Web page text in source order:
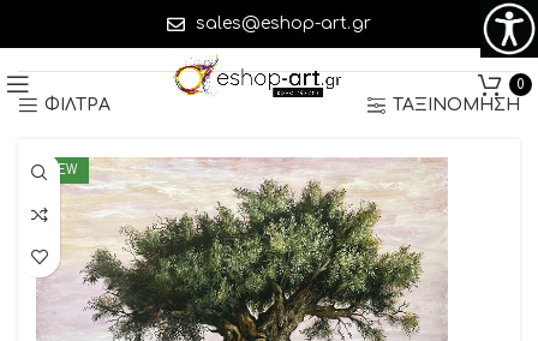
sales@eshop-art.gr
0
Βλέπετε 46–90 από 157 αποτελέσματα
ΦΙΛΤΡΑ ΤΑΞΙΝΟΜΗΣΗ
NEW